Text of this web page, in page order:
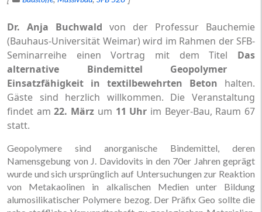
Dr. Anja Buchwald von der Professur Bauchemie
(Bauhaus-Universität Weimar) wird im Rahmen der SFB-
Seminarreihe einen Vortrag mit dem Titel  Das
alternative Bindemittel Geopolymer 
Einsatzfähigkeit in textilbewehrten Beton  halten.
Gäste sind herzlich willkommen. Die Veranstaltung
findet am22. März um 11 Uhr im Beyer-Bau, Raum 67
statt.
Geopolymere sind anorganische Bindemittel, deren
Namensgebung von J. Davidovits in den 70er Jahren geprägt
wurde und sich ursprünglich auf Untersuchungen zur Reaktion
von Metakaolinen in alkalischen Medien unter Bildung
alumosilikatischer Polymere bezog. Der Präfix Geo sollte die